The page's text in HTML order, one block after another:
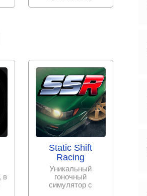
в
Static Shift
Racing
Уникальный
гоночный
симулятор с